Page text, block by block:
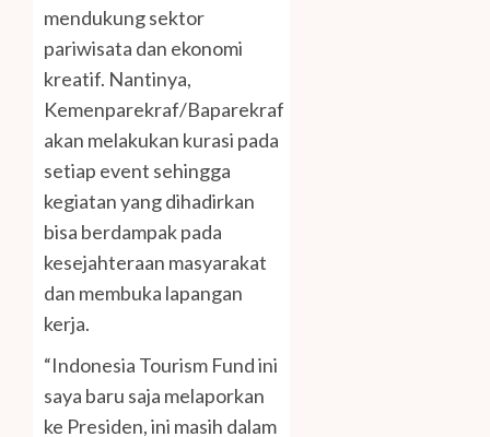
mendukung sektor
pariwisata dan ekonomi
kreatif. Nantinya,
Kemenparekraf/Baparekraf
akan melakukan kurasi pada
setiap event sehingga
kegiatan yang dihadirkan
bisa berdampak pada
kesejahteraan masyarakat
dan membuka lapangan
kerja.
“Indonesia Tourism Fund ini
saya baru saja melaporkan
ke Presiden, ini masih dalam